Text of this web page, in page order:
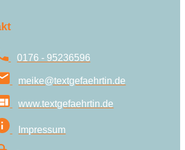
0176 - 95236596
meike@textgefaehrtin.de
www.textgefaehrtin.de
Impressum